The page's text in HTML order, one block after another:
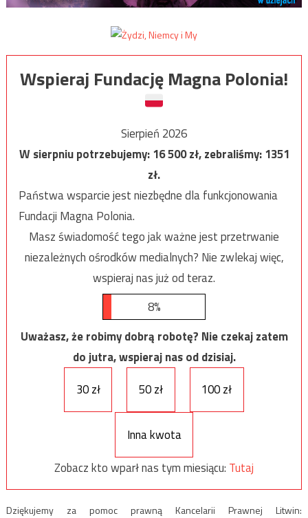
Wspieraj Fundację Magna Polonia!
Sierpień 2026
W sierpniu potrzebujemy:16 500zł, zebraliśmy:1351
zł.
Państwa wsparcie jest niezbędne dla funkcjonowania
Fundacji Magna Polonia.
Masz świadomość tego jak ważne jest przetrwanie
niezależnych ośrodków medialnych? Nie zwlekaj więc,
wspieraj nas już od teraz.
8%
Uważasz, że robimy dobrą robotę? Nie czekaj zatem
do jutra, wspieraj nas od dzisiaj.
30 zł
50 zł 100 zł
Inna kwota
Zobacz kto wparł nas tym miesiącu: Tutaj
Dziękujemy za pomoc prawną Kancelarii Prawnej Litwin: